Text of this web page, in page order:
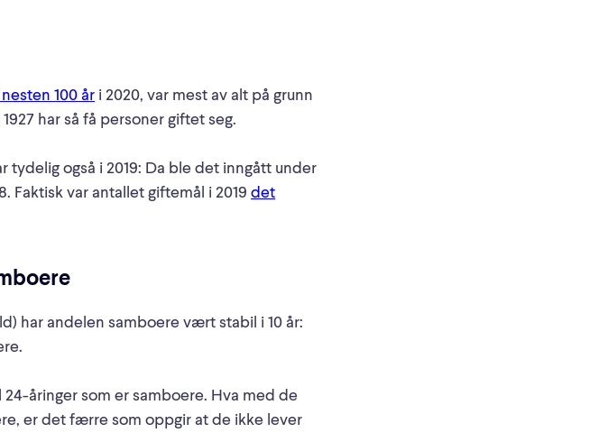
100 år i 2020, var mest av alt på grunn
har så få personer giftet seg.
også i 2019: Da ble det inngått under
Faktisk var antallet giftemål i 2019 det
har andelen samboere vært stabil i 10 år:
åringer som er samboere. Hva med de
er det færre som oppgir at de ikke lever